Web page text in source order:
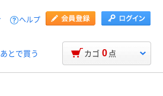
ヘルプ
あとで買う カゴ 0 点